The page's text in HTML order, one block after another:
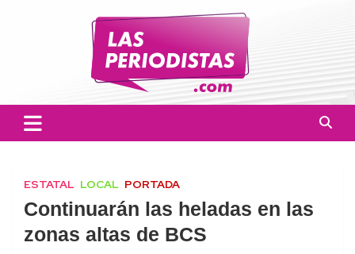
Las Periodistas
informado a la población.
ESTATAL LOCAL PORTADA
Continuarán las heladas en las
zonas altas de BCS